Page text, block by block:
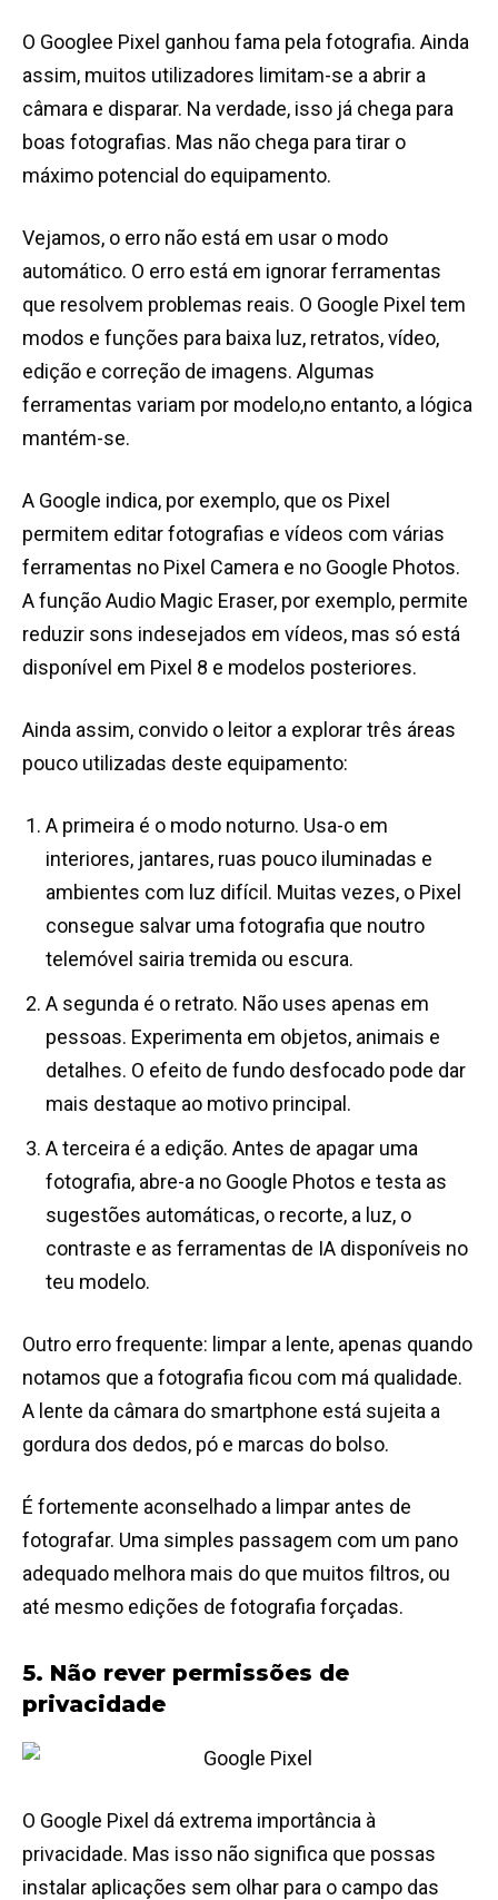
O Googlee Pixel ganhou fama pela fotografia. Ainda
assim, muitos utilizadores limitam-se a abrir a
câmara e disparar. Na verdade, isso já chega para
boas fotografias. Mas não chega para tirar o
máximo potencial do equipamento.
Vejamos, o erro não está em usar o modo
automático. O erro está em ignorar ferramentas
que resolvem problemas reais. O Google Pixel tem
modos e funções para baixa luz, retratos, vídeo,
edição e correção de imagens. Algumas
ferramentas variam por modelo,no entanto, a lógica
mantém-se.
A Google indica, por exemplo, que os Pixel
permitem editar fotografias e vídeos com várias
ferramentas no Pixel Camera e no Google Photos.
A função Audio Magic Eraser, por exemplo, permite
reduzir sons indesejados em vídeos, mas só está
disponível em Pixel 8 e modelos posteriores.
Ainda assim, convido o leitor a explorar três áreas
pouco utilizadas deste equipamento:
A primeira é o modo noturno. Usa-o em
interiores, jantares, ruas pouco iluminadas e
ambientes com luz difícil. Muitas vezes, o Pixel
consegue salvar uma fotografia que noutro
telemóvel sairia tremida ou escura.
A segunda é o retrato. Não uses apenas em
pessoas. Experimenta em objetos, animais e
detalhes. O efeito de fundo desfocado pode dar
mais destaque ao motivo principal.
A terceira é a edição. Antes de apagar uma
fotografia, abre-a no Google Photos e testa as
sugestões automáticas, o recorte, a luz, o
contraste e as ferramentas de IA disponíveis no
teu modelo.
Outro erro frequente: limpar a lente, apenas quando
notamos que a fotografia ficou com má qualidade.
A lente da câmara do smartphone está sujeita a
gordura dos dedos, pó e marcas do bolso.
É fortemente aconselhado a limpar antes de
fotografar. Uma simples passagem com um pano
adequado melhora mais do que muitos filtros, ou
até mesmo edições de fotografia forçadas.
5. Não rever permissões de
privacidade
O Google Pixel dá extrema importância à
privacidade. Mas isso não significa que possas
instalar aplicações sem olhar para o campo das